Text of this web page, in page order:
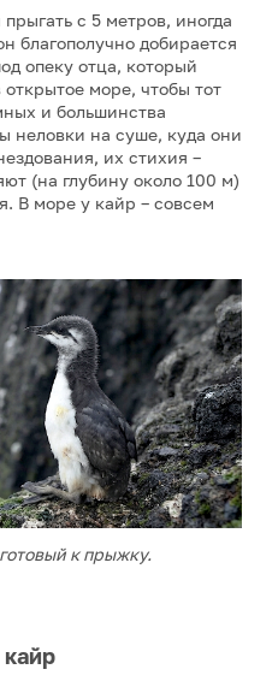
с 5 метров, иногда
благополучно добирается
опеку отца, который
море, чтобы тот
и большинства
неловки на суше, куда они
их стихия –
(на глубину около 100 м)
В море у кайр – совсем
к прыжку.